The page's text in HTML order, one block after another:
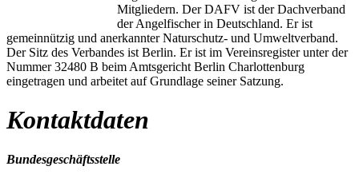
Mitgliedern. Der DAFV ist der Dachverband
der Angelfischer in Deutschland. Er ist
gemeinnützig und anerkannter Naturschutz- und Umweltverband.
Der Sitz des Verbandes ist Berlin. Er ist im Vereinsregister unter der
Nummer 32480 B beim Amtsgericht Berlin Charlottenburg
eingetragen und arbeitet auf Grundlage seiner Satzung.
Kontaktdaten
Bundesgeschäftsstelle